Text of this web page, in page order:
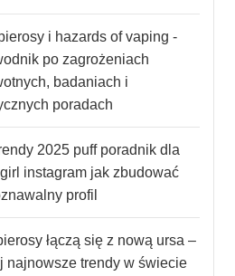
i hazards of vaping -
po zagrożeniach
badaniach i
poradach
2025 puff poradnik dla
instagram jak zbudować
profil
łączą się z nową ursa –
najnowsze trendy w świecie